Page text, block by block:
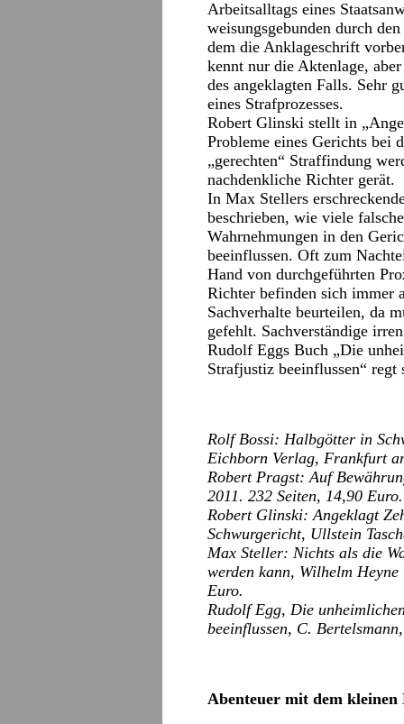
Arbeitsalltags eines
weisungsgebunden durch
dem die Anklageschrift
kennt nur die Aktenlage,
des angeklagten Falls. Sehr
eines Strafprozesses.
Robert Glinski stellt in
Probleme eines Gerichts bei
„gerechten“ Straffindung
nachdenkliche Richter gerät.
In Max Stellers
beschrieben, wie viele
Wahrnehmungen in den
beeinflussen. Oft zum
Hand von durchgeführten
Richter befinden sich immer
Sachverhalte beurteilen, da
gefehlt. Sachverständige
Rudolf Eggs Buch „Die
Strafjustiz beeinflussen“ regt
Rolf Bossi: Halbgötter in
Eichborn Verlag, Frankfurt
Robert Pragst: Auf
2011. 232 Seiten, 14,90 Euro.
Robert Glinski: Angeklagt
Schwurgericht, Ullstein
Max Steller: Nichts als die
werden kann, Wilhelm
Euro.
Rudolf Egg, Die
beeinflussen, C.
Abenteuer mit dem kleinen